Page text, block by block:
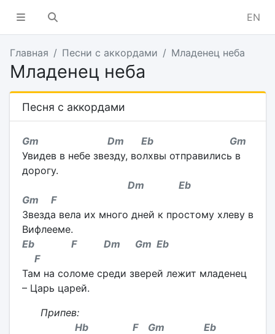
EN
Главная Песни с аккордами Младенец неба
Младенец неба
Песня с аккордами
Gm Dm Eb Gm
Увидев в небе звезду, волхвы отправились в
дорогу.
Dm Eb
Gm F
Звезда вела их много дней к простому хлеву в
Вифлееме.
Eb F Dm Gm Eb
F
Там на соломе среди зверей лежит младенец
– Царь царей.
Припев:
Hb F Gm Eb